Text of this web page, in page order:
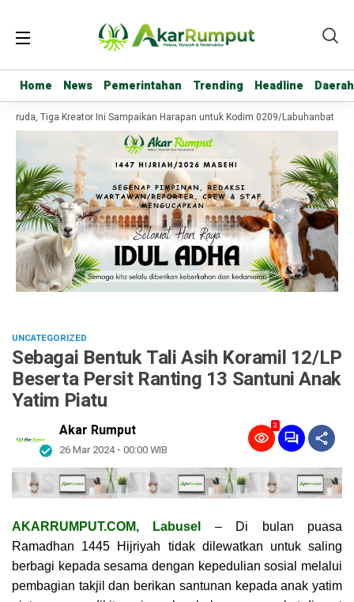
Home News Pemerintahan Trending Headline Daerah
Home News Pemerintahan Trending Headline Daerah
Tiga Kreator Ini Sampaikan Harapan untuk Kodim 0209/Labuhanbatu
UNCATEGORIZED
Sebagai Bentuk Tali Asih Koramil 12/LP
Beserta Persit Ranting 13 Santuni Anak
Yatim Piatu
Akar Rumput
26 Mar 2024 - 00:00 WIB
3
AKARRUMPUT.COM, Labusel
– Di bulan puasa
Ramadhan 1445 Hijriyah tidak dilewatkan untuk saling
berbagi kepada sesama dengan kepedulian sosial melalui
pembagian takjil dan berikan santunan kepada anak yatim